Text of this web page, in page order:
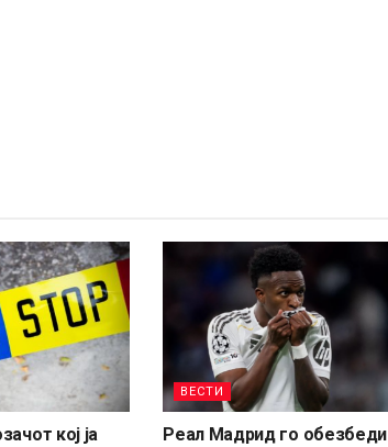
кој ја
ВЕСТИ
Реал Мадрид го обезбеди